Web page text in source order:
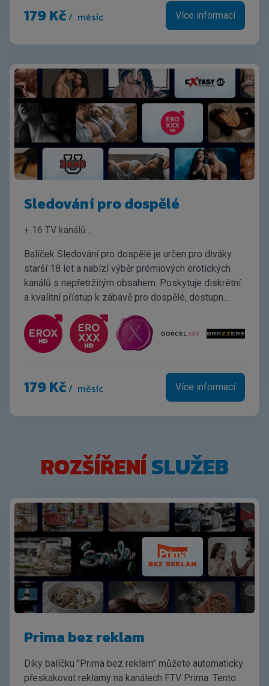
179 Kč / měsíc Více informací
Sledování pro dospělé
+ 16 TV kanálů
Balíček Sledování pro dospělé je určen pro diváky
starší 18 let a nabízí výběr prémiových erotických
kanálů s nepřetržitým obsahem. Poskytuje diskrétní
a kvalitní přístup k zábavě pro dospělé, dostupn...
179 Kč / měsíc Více informací
ROZŠÍŘENÍSLUŽEB
Prima bez reklam
Díky balíčku "Prima bez reklam" můžete automaticky
přeskakovat reklamy na kanálech FTV Prima. Tento